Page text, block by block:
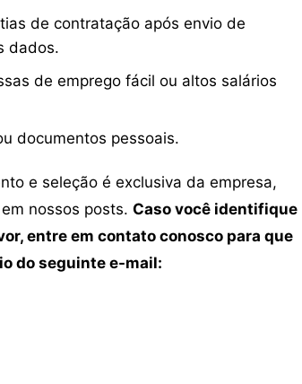
de contratação após envio de
dados.
de emprego fácil ou altos salários
documentos pessoais.
e seleção é exclusiva da empresa,
nossos posts. Caso você identifique
entre em contato conosco para que
do seguinte e-mail: